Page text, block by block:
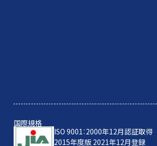
国際規格
ISO 9001：2000年12月認証取得
2015年度版 2021年12月登録